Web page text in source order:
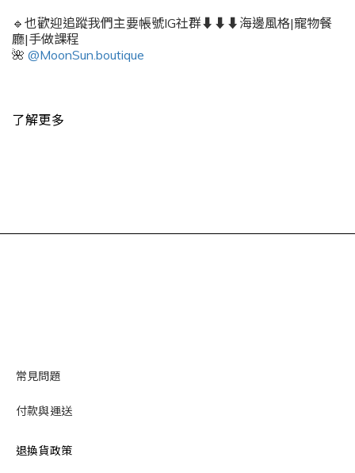
🔹也歡迎追蹤我們主要帳號IG社群⬇️⬇️⬇️海邊風格|寵物餐
廳|手做課程
🌺 @MoonSun.boutique
了解更多
常見問題
付款與運送
退換貨政策